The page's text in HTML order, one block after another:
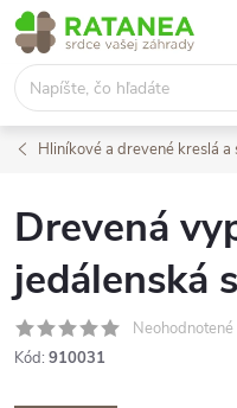
Prejsť
na
obsah
Hliníkové a drevené kreslá a
Drevená
jedálenská
Neohodnotené
Kód: 910031